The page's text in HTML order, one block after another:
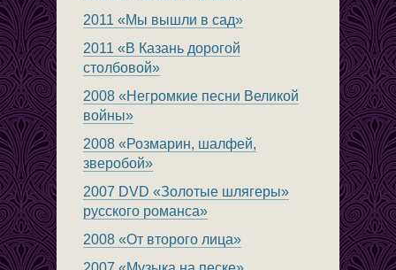
2011 «Мы вышли в сад»
2011 «В Казань дорогой
столбовой»
2008 «Негромкие песни Великой
войны»
2008 «Розмарин, шалфей,
зверобой»
2007 DVD «Золотые шлягеры»
русского романса»
2008 «От второго лица»